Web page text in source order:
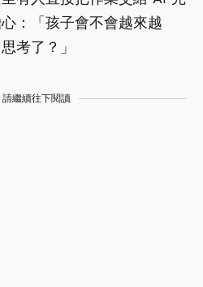
：「孩子會不會越來越
考了？」
繼續往下閱讀